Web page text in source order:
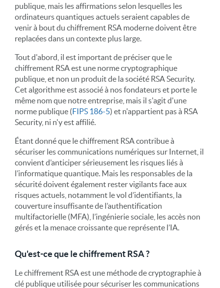
publique, mais les affirmations selon lesquelles les
ordinateurs quantiques actuels seraient capables de
venir à bout du chiffrement RSA moderne doivent être
replacées dans un contexte plus large.
Tout d'abord, il est important de préciser que le
chiffrement RSA est une norme cryptographique
publique, et non un produit de la société RSA Security.
Cet algorithme est associé à nos fondateurs et porte le
même nom que notre entreprise, mais il s'agit d'une
norme publique (FIPS 186-5) et n'appartient pas à RSA
Security, ni n'y est affilié.
Étant donné que le chiffrement RSA contribue à
sécuriser les communications numériques sur Internet, il
convient d’anticiper sérieusement les risques liés à
l’informatique quantique. Mais les responsables de la
sécurité doivent également rester vigilants face aux
risques actuels, notamment le vol d’identifiants, la
couverture insuffisante de l’authentification
multifactorielle (MFA), l’ingénierie sociale, les accès non
gérés et la menace croissante que représente l’IA.
Qu'est-ce que le chiffrement RSA ?
Le chiffrement RSA est une méthode de cryptographie à
clé publique utilisée pour sécuriser les communications